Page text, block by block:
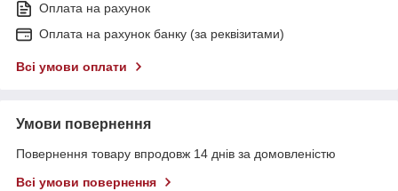
Оплата на рахунок
Оплата на рахунок банку (за реквізитами)
Всі умови оплати
Умови повернення
Повернення товару впродовж 14 днів за домовленістю
Всі умови повернення